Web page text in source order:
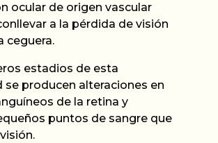
ocular de origen vascular
a la pérdida de visión
ceguera.
estadios de esta
se producen alteraciones en
de la retina y
puntos de sangre que